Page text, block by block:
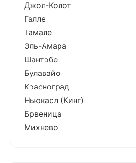
Джол-Колот
Галле
Тамале
Эль-Амара
Шантобе
Булавайо
Красноград
Ньюкасл (Кинг)
Брвеница
Михнево